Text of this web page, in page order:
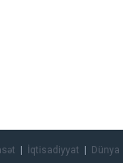
İqtisadiyyat Dünya